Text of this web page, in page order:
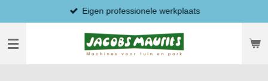
direct
naar
hoofdinhoud
Eigen professionele werkplaats